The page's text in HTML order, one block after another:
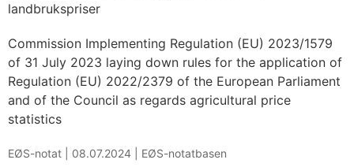
landbrukspriser
Commission Implementing Regulation (EU) 2023/1579
of 31 July 2023 laying down rules for the application of
Regulation (EU) 2022/2379 of the European Parliament
and of the Council as regards agricultural price
statistics
EØS-notat | 08.07.2024 EØS-notatbasen